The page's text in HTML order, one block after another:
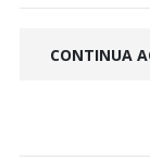
CONTINUA